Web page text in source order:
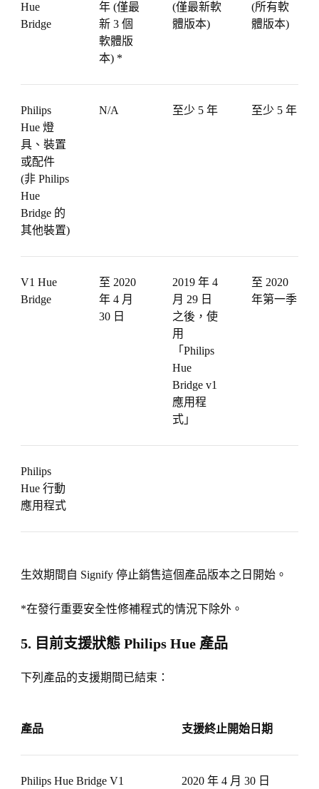
Hue
Bridge
年 (僅最
新 3 個
軟體版
本) *
(僅最新軟
體版本)
(所有軟
體版本)
Philips
Hue 燈
具、裝置
或配件
(非 Philips
Hue
Bridge 的
其他裝置)
N/A 至少 5 年 至少 5 年
V1 Hue
Bridge
至 2020
年 4 月
30 日
2019 年 4
月 29 日
之後，使
用
「Philips
Hue
Bridge v1
應用程
式」
至 2020
年第一季
Philips
Hue 行動
應用程式
生效期間自 Signify 停止銷售這個產品版本之日開始。
*在發行重要安全性修補程式的情況下除外。
5. 目前支援狀態 Philips Hue 產品
下列產品的支援期間已結束：
產品 支援終止開始日期
Philips Hue Bridge V1 2020 年 4 月 30 日